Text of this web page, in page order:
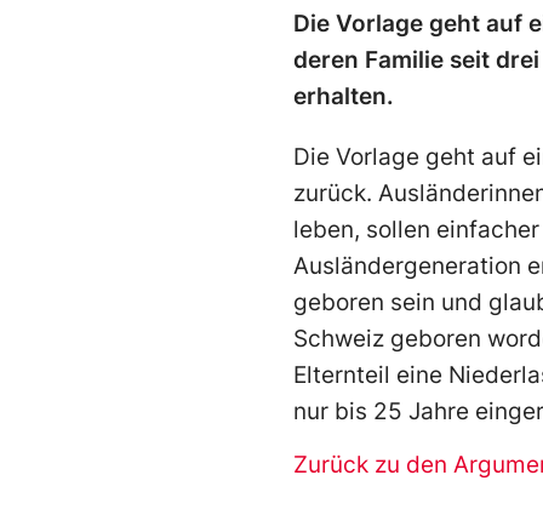
Die Vorlage geht auf
deren Familie seit
erhalten.
Die Vorlage geht auf
zurück.
leben, sollen
Ausländergeneration
geboren sein und
Schweiz geboren
Elternteil eine
nur bis 25 Jahre
Zurück zu den